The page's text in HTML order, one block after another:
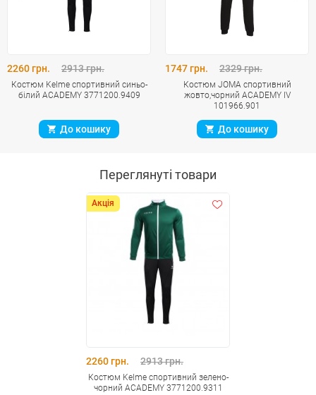
2260 грн. 2913 грн.
Костюм Kelme спортивний синьо-
білий ACADEMY 3771200.9409
До кошику
1747 грн. 2329 грн.
Костюм JOMA спортивний
жовто,чорний ACADEMY IV
101966.901
До кошику
Переглянуті товари
Акція
2260 грн. 2913 грн.
Костюм Kelme спортивний зелено-
чорний ACADEMY 3771200.9311